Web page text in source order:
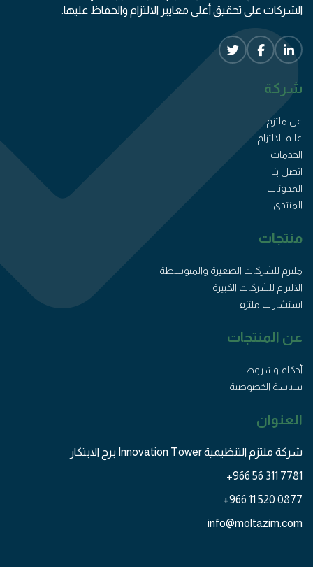
الشركات على تحقيق أعلى معايير الالتزام والحفاظ عليها.
شركة
عن ملتزم
عالم الالتزام
الخدمات
اتصل بنا
المدونات
المنتدى
منتجات
ملتزم للشركات الصغيرة والمتوسطة
الالتزام للشركات الكبيرة
استشارات ملتزم
عن المنتجات
أحكام وشروط
سياسة الخصوصية
العنوان
شركة ملتزم التنظيمية Innovation Tower برج الابتكار
+966 56 311 7781
+966 11 520 0877
info@moltazim.com